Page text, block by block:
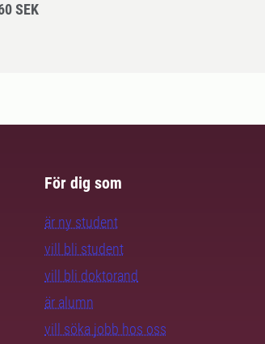
SEK
För dig som
är ny student
vill bli student
vill bli doktorand
är alumn
vill söka jobb hos oss